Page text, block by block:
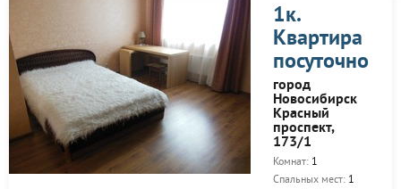
первозданная природа
вдали от шумного
города. Совсем рядом
расположен
знаменитый
Сузунский бор, в
котором можно в
сопровождении гида
прекрасно провести
время, собирая белые
грибы, маслята,
грузди, опята, а также
ягоду,
1к.
Квартира
посуточно
город
Новосибирск
Красный
проспект,
173/1
Комнат: 1
Спальных мест: 1